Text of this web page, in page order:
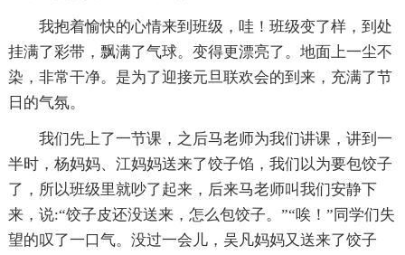
我抱着愉快的心情来到班级，哇！班级变了样，到处
挂满了彩带，飘满了气球。变得更漂亮了。地面上一尘不
染，非常干净。是为了迎接元旦联欢会的到来，充满了节
日的气氛。
我们先上了一节课，之后马老师为我们讲课，讲到一
半时，杨妈妈、江妈妈送来了饺子馅，我们以为要包饺子
了，所以班级里就吵了起来，后来马老师叫我们安静下
来，说:“饺子皮还没送来，怎么包饺子。”“唉！”同学们失
望的叹了一口气。没过一会儿，吴凡妈妈又送来了饺子